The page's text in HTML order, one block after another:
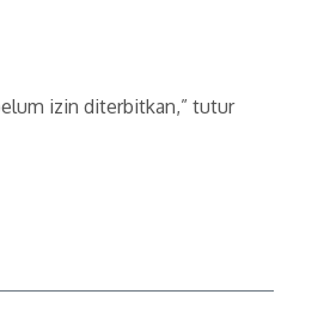
izin diterbitkan,” tutur